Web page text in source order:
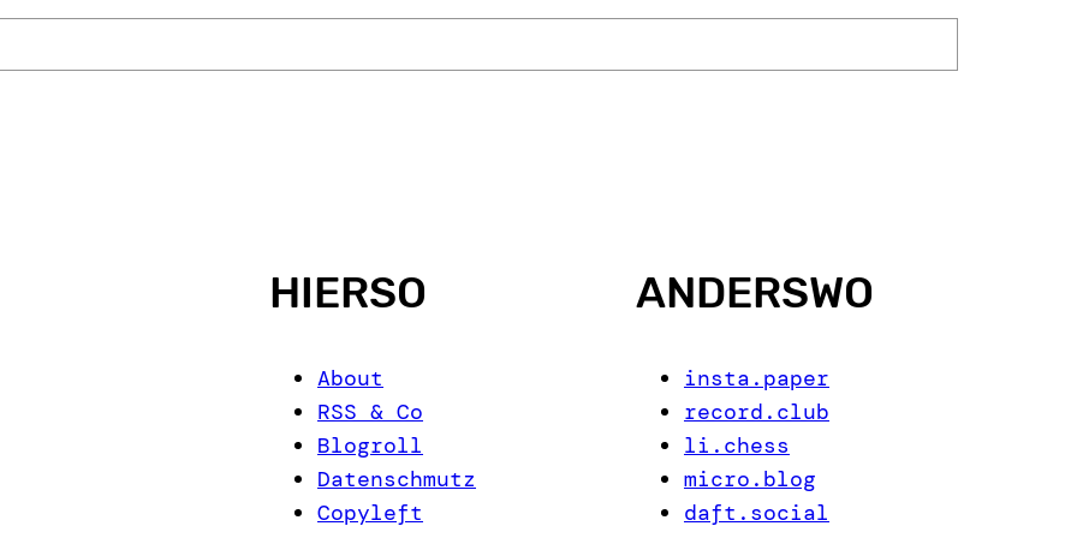
HIERSO
About
RSS & Co
Blogroll
Datenschmutz
Copyleft
ANDERSWO
insta.paper
record.club
li.chess
micro.blog
daft.social